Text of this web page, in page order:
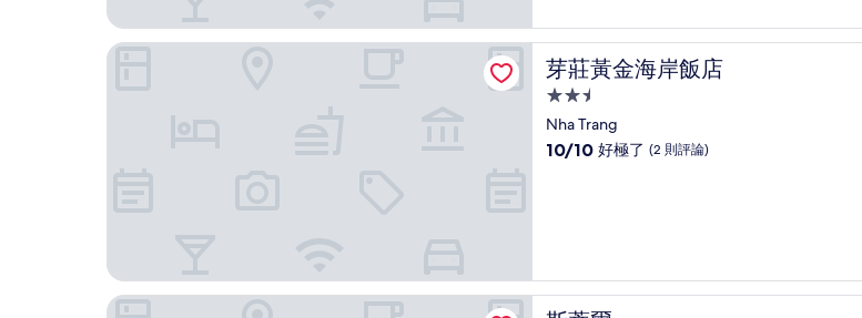
錯
哦，
(2
則
評
論)
芽莊黃金海岸飯店
芽莊黃金海岸飯店
2.5
星
級
Nha Trang
10.0
極
了，
10/10 好極了 (2 則評論)
芽莊黃金海岸飯店
斯蒂爾